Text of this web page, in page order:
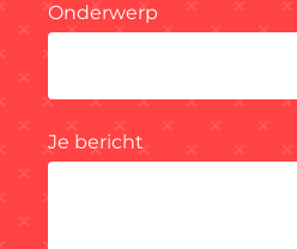
Onderwerp
Je bericht